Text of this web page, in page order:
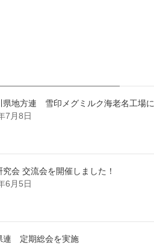
県地方連 雪印メグミルク海老名工場
7月8日
究会 交流会を開催しました！
6月5日
連 定期総会を実施